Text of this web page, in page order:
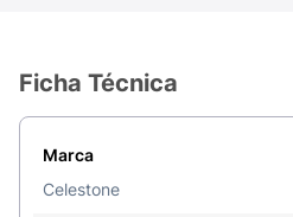
Ficha Técnica
Marca
Celestone